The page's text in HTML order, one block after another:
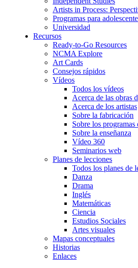
Artists in Process:
Programas para
Universidad
Recursos
Ready-to-Go Resources
NCMA Explore
Art Cards
Consejos rápidos
Vídeos
Todos los vídeos
Acerca de las obras
Acerca de los artistas
Sobre la fabricación
Sobre los
Sobre la enseñanza
Vídeo 360
Seminarios web
Planes de lecciones
Todos los planes de
Danza
Drama
Inglés
Matemáticas
Ciencia
Estudios Sociales
Artes visuales
Mapas conceptuales
Historias
Enlaces